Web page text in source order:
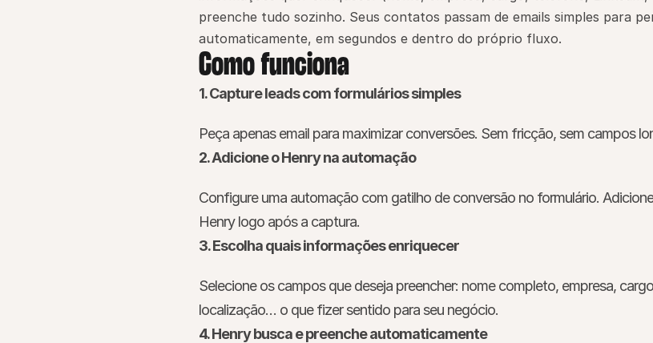
preenche tudo sozinho. Seus contatos passam de emails simples para
automaticamente, em segundos e dentro do próprio fluxo.
Como funciona
1. Capture leads com formulários simples
Peça apenas email para maximizar conversões. Sem fricção, sem campos
2. Adicione o Henry na automação
Configure uma automação com gatilho de conversão no formulário.
Henry logo após a captura.
3. Escolha quais informações enriquecer
Selecione os campos que deseja preencher: nome completo, empresa,
localização… o que fizer sentido para seu negócio.
4. Henry busca e preenche automaticamente